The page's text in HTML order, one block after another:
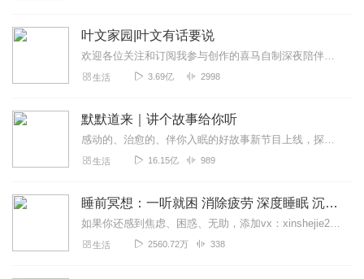
叶文家园|叶文有话要说
欢迎各位关注和订阅我参与创作的喜马自制深夜陪伴谈话栏目《听你说·百态人声》【听你说·百态人声】每晚直播连线真实人间故事|叶文现场互动中|人间冷暖，抱团取暖每周...
生活 3.69亿 2998
默默道来｜讲个故事给你听
感动的、治愈的、伴你入眠的好故事新节目上线，探索现实世界的无尽魅力，追求对生活的真实记录《听见人间真相》（点击名称，直达专辑）网易人间故事集持续更新中，邀您关注...
生活 16.15亿 989
睡前冥想：一听就困 消除疲劳 深度睡眠 沉浸体验
如果你还感到焦虑、困惑、无助，添加vx：xinshejie2018、vx公众号：宣萱心伴，与主播宣萱开启心灵交流之旅，共建温暖的精神家园！如果你喜欢我的内容，请...
生活 2560.72万 338